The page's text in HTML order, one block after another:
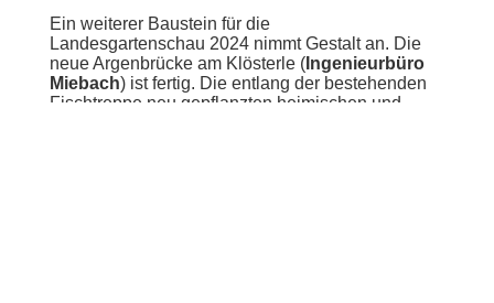
Ein weiterer Baustein für die
Landesgartenschau 2024 nimmt Gestalt an. Die
neue Argenbrücke am Klösterle (Ingenieurbüro
Miebach) ist fertig. Die entlang der bestehenden
Fischtreppe neu gepflanzten heimischen und